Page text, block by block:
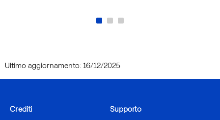
Ultimo aggiornamento: 16/12/2025
Crediti Supporto